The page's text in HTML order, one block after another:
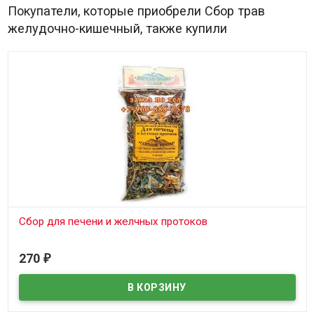
Покупатели, которые приобрели Сбор трав
желудочно-кишечный, также купили
Сбор для печени и желчных протоков
противопоказаний и полезен для всего организма в целом.
Стимулирует и увеличивает желчевыделение
270 ₽